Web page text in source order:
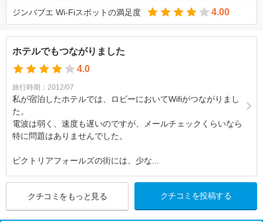
ジンバブエ Wi-Fiスポットの満足度 4.00
ホテルでもつながりました
4.0
旅行時期：2012/07
私が宿泊したホテルでは、ロビーにおいてWifiがつながりまし
た。
電波は弱く、速度も遅いのですが、メールチェックくらいなら
特に問題はありませんでした。
ビクトリアフォールズの街には、少な...
クチコミをもっと見る クチコミを投稿する